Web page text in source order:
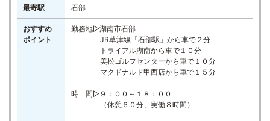
最寄駅 石部
おすすめ
ポイント
勤務地▷湖南市石部
JR草津線「石部駅」から車で２分
トライアル湖南から車で１０分
美松ゴルフセンターから車で１０分
マクドナルド甲西店から車で１５分
時 間▷９：００～１８：００
（休憩６０分、実働８時間）